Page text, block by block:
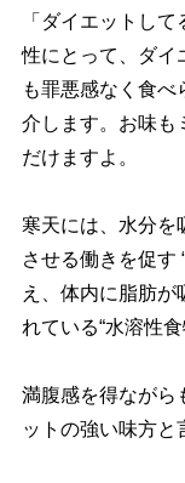
「ダイエットし
性にとって、ダイ
も罪悪感なく食
介します。お味も
だけますよ。
寒天には、水分を
させる働きを促す
え、体内に脂肪
れている“水溶性
満腹感を得ながら
ットの強い味方と